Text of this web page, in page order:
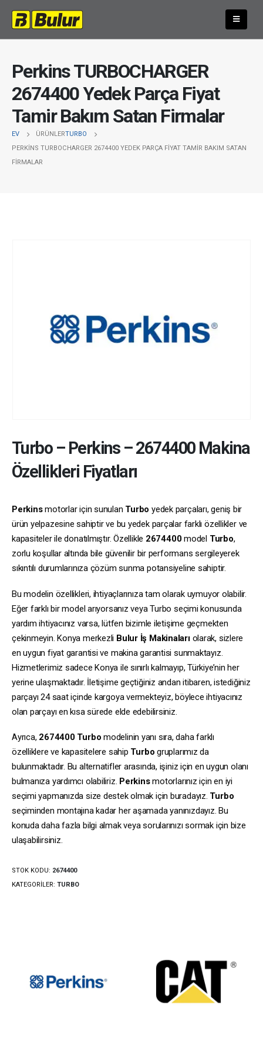
Perkins TURBOCHARGER
2674400 Yedek Parça Fiyat
Tamir Bakım Satan Firmalar
EV ÜRÜNLERTURBO
PERKINS TURBOCHARGER 2674400 YEDEK PARÇA FIYAT TAMIR BAKIM SATAN
FIRMALAR
Turbo– Perkins–2674400Makina
Özellikleri Fiyatları
Perkinsmotorlar için sunulan Turbo yedek parçaları, geniş bir
ürün yelpazesine sahiptir ve bu yedek parçalar farklı özellikler ve
kapasiteler ile donatılmıştır. Özellikle 2674400model Turbo,
zorlu koşullar altında bile güvenilir bir performans sergileyerek
sıkıntılı durumlarınıza çözüm sunma potansiyeline sahiptir.
Bu modelin özellikleri, ihtiyaçlarınıza tam olarak uymuyor olabilir.
Eğer farklı bir model arıyorsanız veya Turbo seçimi konusunda
yardım ihtiyacınız varsa, lütfen bizimle iletişime geçmekten
çekinmeyin. Konya merkezli Bulur İş Makinalarıolarak, sizlere
en uygun fiyat garantisi ve makina garantisi sunmaktayız.
Hizmetlerimiz sadece Konya ile sınırlı kalmayıp, Türkiye’nin her
yerine ulaşmaktadır. İletişime geçtiğiniz andan itibaren, istediğiniz
parçayı 24 saat içinde kargoya vermekteyiz, böylece ihtiyacınız
olan parçayı en kısa sürede elde edebilirsiniz.
Ayrıca, 2674400 Turbo modelinin yanı sıra, daha farklı
özelliklere ve kapasitelere sahip Turbo gruplarımız da
bulunmaktadır. Bu alternatifler arasında, işiniz için en uygun olanı
bulmanıza yardımcı olabiliriz. Perkinsmotorlarınız için en iyi
seçimi yapmanızda size destek olmak için buradayız. Turbo
seçiminden montajına kadar her aşamada yanınızdayız. Bu
konuda daha fazla bilgi almak veya sorularınızı sormak için bize
ulaşabilirsiniz.
STOK KODU: 2674400
KATEGORILER: TURBO